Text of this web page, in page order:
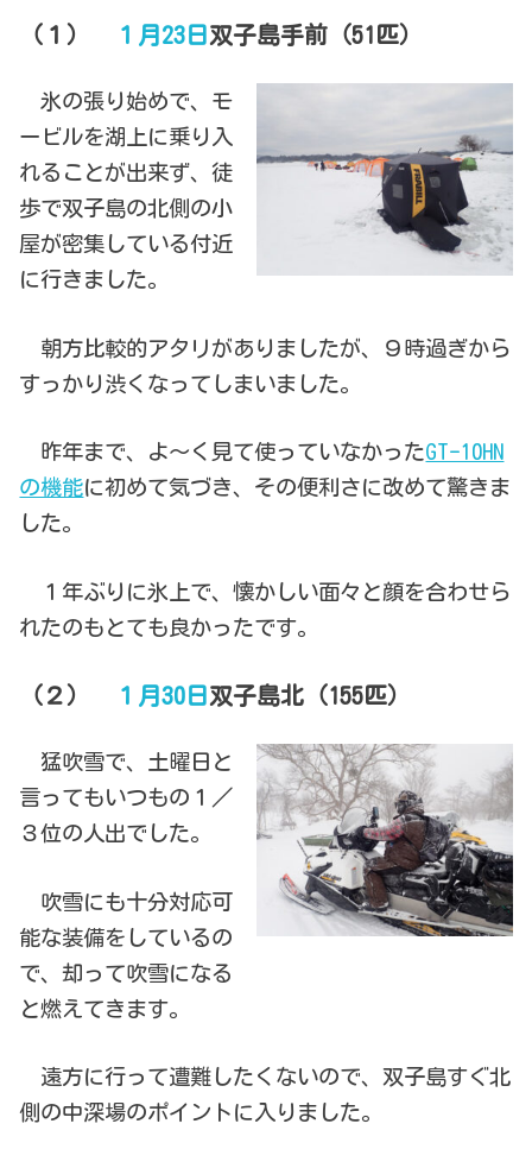
（１） １月23日 双子島手前（51匹）
氷の張り始めで、モ
ービルを湖上に乗り入
れることが出来ず、徒
歩で双子島の北側の小
屋が密集している付近
に行きました。
朝方比較的アタリがありましたが、９時過ぎから
すっかり渋くなってしまいました。
昨年まで、よ～く見て使っていなかったGT-10HN
の機能に初めて気づき、その便利さに改めて驚きま
した。
１年ぶりに氷上で、懐かしい面々と顔を合わせら
れたのもとても良かったです。
（２） １月30日 双子島北（155匹）
猛吹雪で、土曜日と
言ってもいつもの１／
３位の人出でした。
吹雪にも十分対応可
能な装備をしているの
で、却って吹雪になる
と燃えてきます。
遠方に行って遭難したくないので、双子島すぐ北
側の中深場のポイントに入りました。